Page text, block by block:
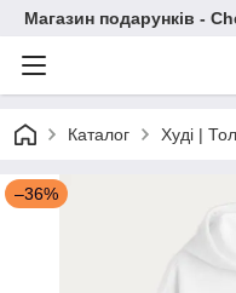
Магазин подарунків -
Каталог Худі |
–36%